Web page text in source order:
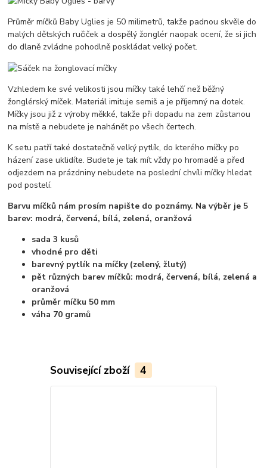
Průměr míčků Baby Uglies je 50 milimetrů, takže padnou skvěle do
malých dětských ručiček a dospělý žonglér naopak ocení, že si jich
do dlaně zvládne pohodlně poskládat velký počet.
Vzhledem ke své velikosti jsou míčky také lehčí než běžný
žonglérský míček. Materiál imituje semiš a je příjemný na dotek.
Míčky jsou již z výroby měkké, takže při dopadu na zem zůstanou
na místě a nebudete je nahánět po všech čertech.
K setu patří také dostatečně velký pytlík, do kterého míčky po
házení zase uklidíte. Budete je tak mít vždy po hromadě a před
odjezdem na prázdniny nebudete na poslední chvíli míčky hledat
pod postelí.
Barvu míčků nám prosím napište do poznámy. Na výběr je 5
barev: modrá, červená, bílá, zelená, oranžová
sada 3 kusů
vhodné pro děti
barevný pytlík na míčky (zelený, žlutý)
pět různých barev míčků: modrá, červená, bílá, zelená a
oranžová
průměr míčku 50 mm
váha 70 gramů
Související zboží 4